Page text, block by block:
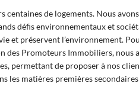
centaines de logements. Nous
défis environnementaux et
et préservent l’environnement.
des Promoteurs Immobiliers, nous
permettant de proposer à nos
les matières premières